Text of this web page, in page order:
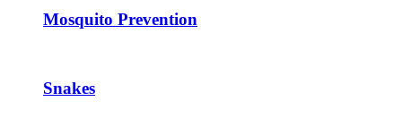
Mosquito Prevention
Snakes